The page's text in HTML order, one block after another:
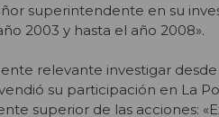
superintendente en su
2003 y hasta el año 2008».
relevante investigar desde
su participación en La
superior de las acciones: